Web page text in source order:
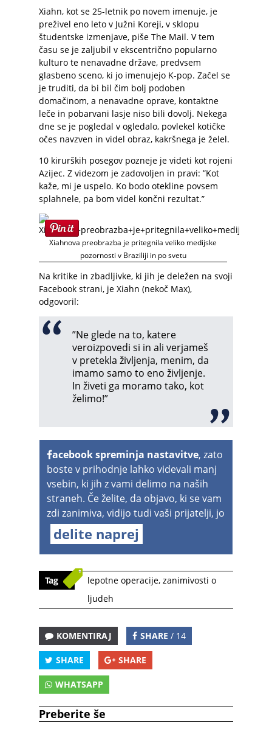
Xiahn, kot se 25-letnik po novem imenuje, je
preživel eno leto v Južni Koreji, v sklopu
študentske izmenjave, piše The Mail. V tem
času se je zaljubil v ekscentrično popularno
kulturo te nenavadne države, predvsem
glasbeno sceno, ki jo imenujejo K-pop. Začel se
je truditi, da bi bil čim bolj podoben
domačinom, a nenavadne oprave, kontaktne
leče in pobarvani lasje niso bili dovolj. Nekega
dne se je pogledal v ogledalo, povlekel kotičke
očes navzven in videl obraz, kakršnega je želel.
10 kirurških posegov pozneje je videti kot rojeni
Azijec. Z videzom je zadovoljen in pravi: ”Kot
kaže, mi je uspelo. Ko bodo otekline povsem
splahnele, pa bom videl končni rezultat.”
Xiahnova preobrazba je pritegnila veliko medijske
pozornosti v Braziliji in po svetu
Na kritike in zbadljivke, ki jih je deležen na svoji
Facebook strani, je Xiahn (nekoč Max),
odgovoril:
”Ne glede na to, katere
veroizpovedi si in ali verjameš
v pretekla življenja, menim, da
imamo samo to eno življenje.
In živeti ga moramo tako, kot
želimo!”
acebook spreminja nastavitve, zato
boste v prihodnje lahko videvali manj
vsebin, ki jih z vami delimo na naših
straneh. Če želite, da objavo, ki se vam
zdi zanimiva, vidijo tudi vaši prijatelji, jo
delite naprej
Tag lepotne operacije, zanimivosti o
ljudeh
KOMENTIRAJ SHARE / 14
SHARE SHARE
WHATSAPP
Preberite še